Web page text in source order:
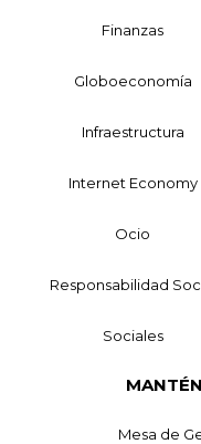
Finanzas
Globoeconomía
Infraestructura
Internet Economy
Ocio
Responsabilidad
Sociales
Mesa de